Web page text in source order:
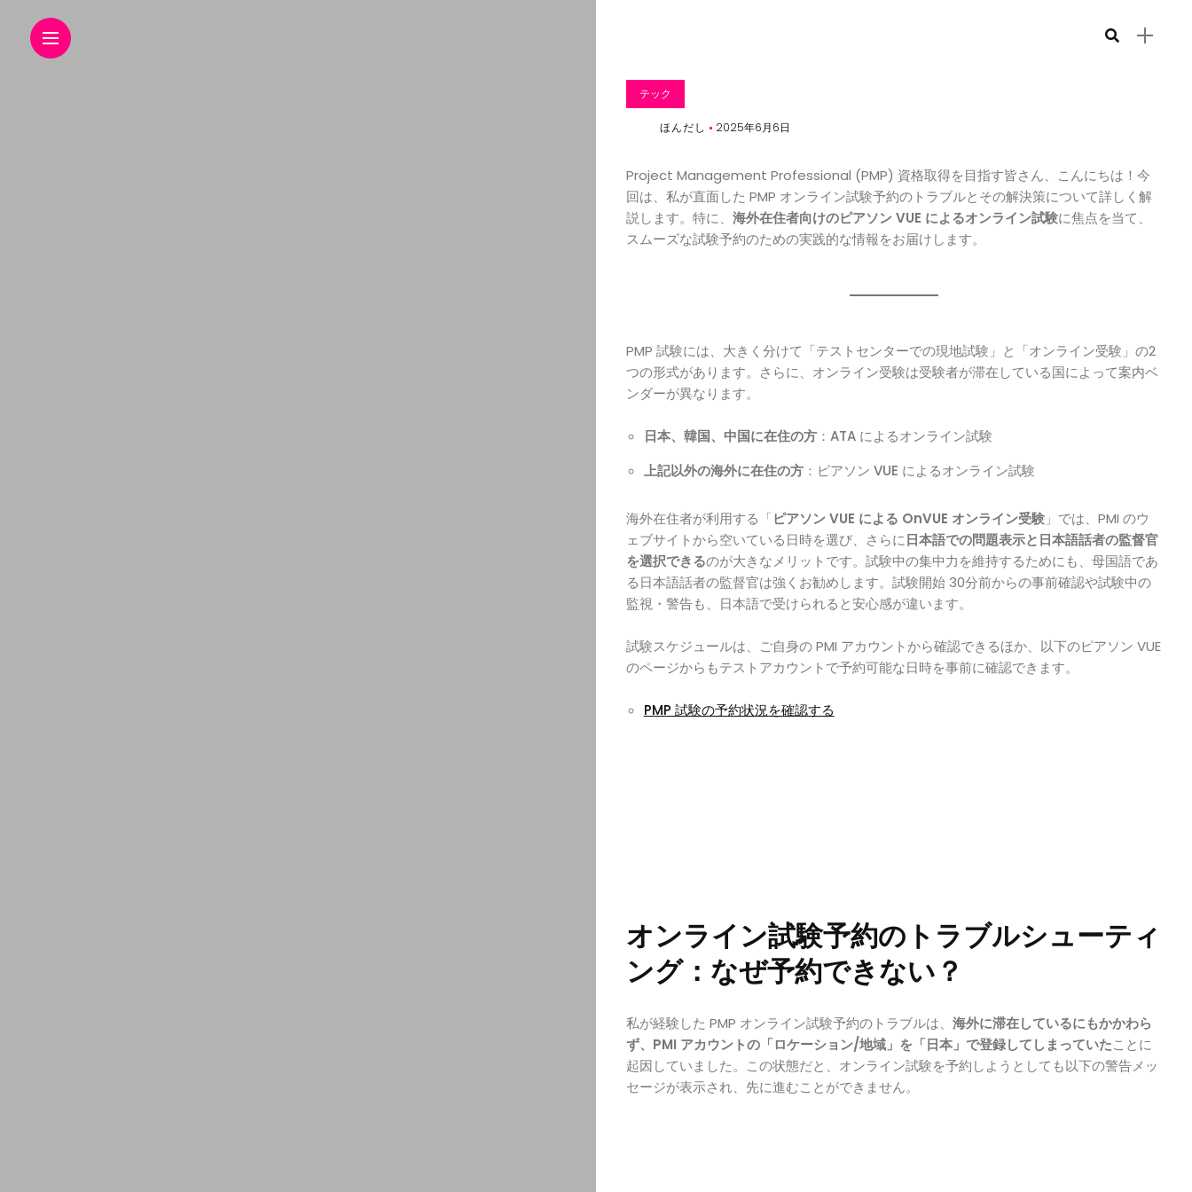
テック
ほんだし 2025年6月6日
Project Management Professional (PMP) 資格取得を目指す皆さん、こんにちは！今
回は、私が直面した PMP オンライン試験予約のトラブルとその解決策について詳しく解
説します。特に、 海外在住者向けのピアソン VUE によるオンライン試験に焦点を当て、
スムーズな試験予約のための実践的な情報をお届けします。
PMP 試験には、大きく分けて「テストセンターでの現地試験」と「オンライン受験」の2
つの形式があります。さらに、オンライン受験は受験者が滞在している国によって案内ベ
ンダーが異なります。
日本、韓国、中国に在住の方：ATA によるオンライン試験
上記以外の海外に在住の方：ピアソン VUE によるオンライン試験
海外在住者が利用する「ピアソン VUE による OnVUE オンライン受験」では、PMI のウ
ェブサイトから空いている日時を選び、さらに日本語での問題表示と日本語話者の監督官
を選択できるのが大きなメリットです。試験中の集中力を維持するためにも、母国語であ
る日本語話者の監督官は強くお勧めします。試験開始 30分前からの事前確認や試験中の
監視・警告も、日本語で受けられると安心感が違います。
試験スケジュールは、ご自身の PMI アカウントから確認できるほか、以下のピアソン VUE
のページからもテストアカウントで予約可能な日時を事前に確認できます。
PMP 試験の予約状況を確認する
オンライン試験予約のトラブルシューティ
ング：なぜ予約できない？
私が経験した PMP オンライン試験予約のトラブルは、 海外に滞在しているにもかかわら
ず、PMI アカウントの「ロケーション/地域」を「日本」で登録してしまっていたことに
起因していました。この状態だと、オンライン試験を予約しようとしても以下の警告メッ
セージが表示され、先に進むことができません。